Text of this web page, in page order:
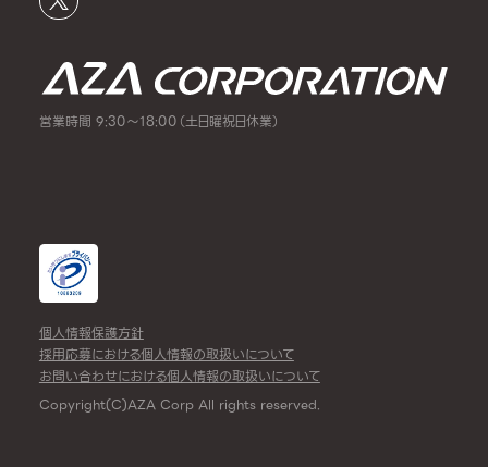
営業時間 9:30～18:00（土日曜祝日休業）
個人情報保護方針
採用応募における個人情報の取扱いについて
お問い合わせにおける個人情報の取扱いについて
Copyright(C)AZA Corp All rights reserved.